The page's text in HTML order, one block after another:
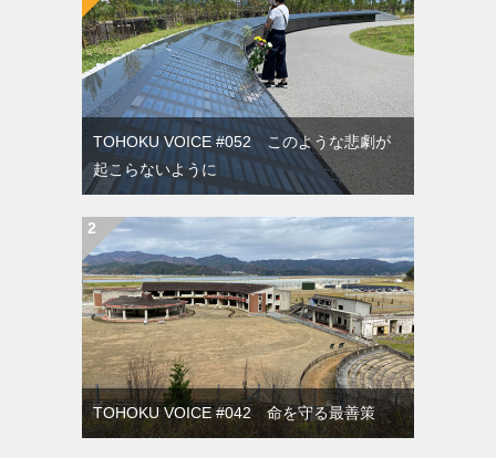
TOHOKU VOICE #052 このような悲劇が
起こらないように
TOHOKU VOICE #042 命を守る最善策